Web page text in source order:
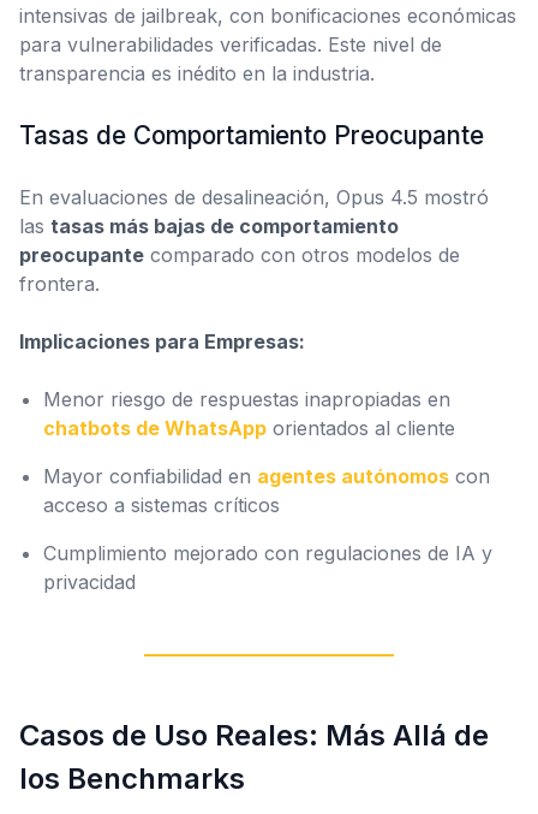
intensivas de jailbreak, con bonificaciones económicas
para vulnerabilidades verificadas. Este nivel de
transparencia es inédito en la industria.
Tasas de Comportamiento Preocupante
En evaluaciones de desalineación, Opus 4.5 mostró
las tasas más bajas de comportamiento
preocupante comparado con otros modelos de
frontera.
Implicaciones para Empresas:
Menor riesgo de respuestas inapropiadas en
chatbots de WhatsApp orientados al cliente
Mayor confiabilidad en agentes autónomos con
acceso a sistemas críticos
Cumplimiento mejorado con regulaciones de IA y
privacidad
Casos de Uso Reales: Más Allá de
los Benchmarks